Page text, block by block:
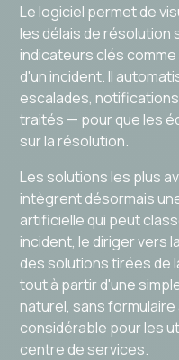
Le logiciel permet de
les délais de résolution
indicateurs clés
d'un incident. Il
escalades,
traités — pour que les
sur la résolution.
Les solutions les plus
intègrent désormais
artificielle qui peut
incident, le diriger vers
des solutions tirées de
tout à partir d'une
naturel, sans formulaire
considérable pour les
centre de services.